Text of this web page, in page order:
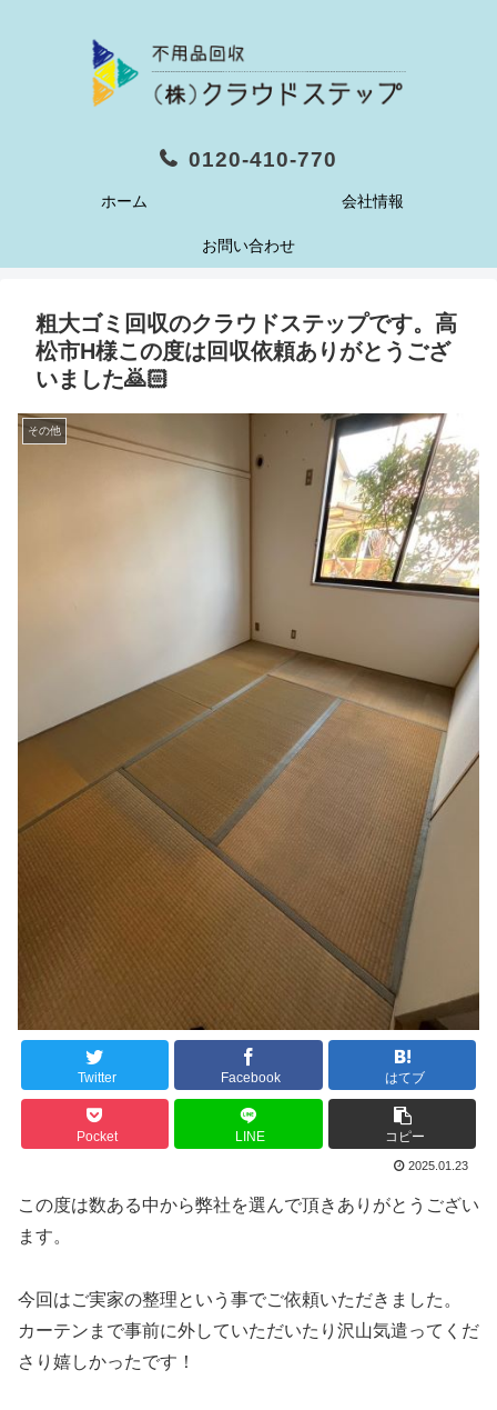
0120-410-770
ホーム 会社情報
お問い合わせ
粗大ゴミ回収のクラウドステップです。高
松市H様この度は回収依頼ありがとうござ
いました🙇🏻
その他
Twitter Facebook はてブ
Pocket LINE コピー
2025.01.23
この度は数ある中から弊社を選んで頂きありがとうござい
ます。
今回はご実家の整理という事でご依頼いただきました。
カーテンまで事前に外していただいたり沢山気遣ってくだ
さり嬉しかったです！